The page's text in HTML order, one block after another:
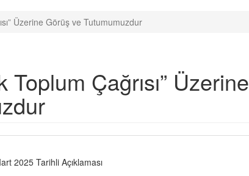
Üzerine Görüş ve Tutumumuzdur
Toplum Çağrısı” Üzerine
2025 Tarihli Açıklaması